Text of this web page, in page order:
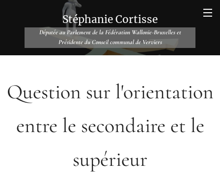
Stéphanie Cortisse
Députée au Parlement de la Fédération Wallonie-Bruxelles et
Présidente du Conseil communal de Verviers
Question sur l'orientation
entre le secondaire et le
supérieur